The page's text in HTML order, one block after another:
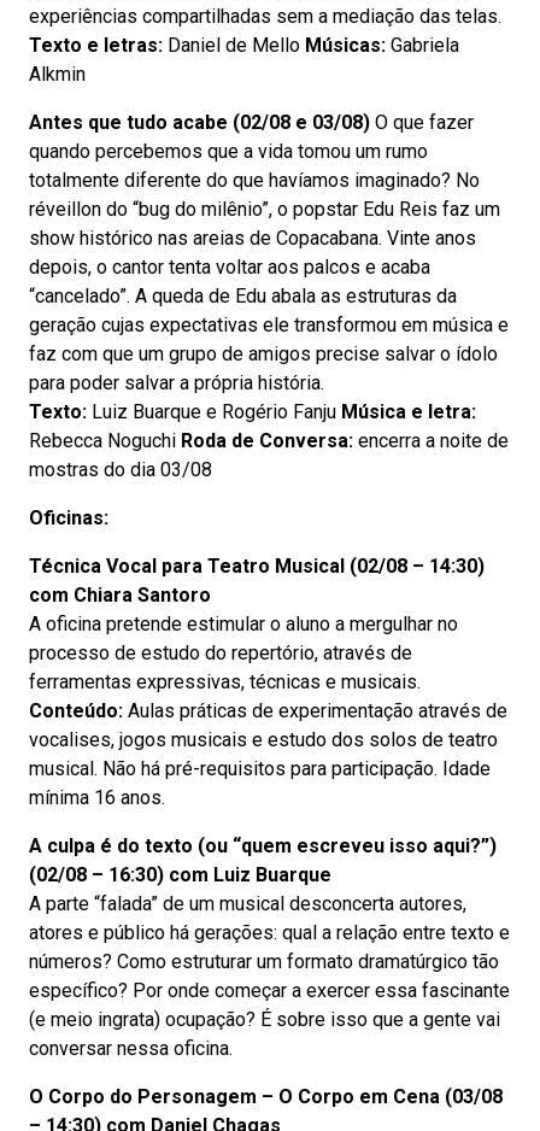
experiências compartilhadas sem a mediação das telas.
Texto e letras: Daniel de Mello Músicas: Gabriela
Alkmin
Antes que tudo acabe (02/08 e 03/08) O que fazer
quando percebemos que a vida tomou um rumo
totalmente diferente do que havíamos imaginado? No
réveillon do “bug do milênio”, o popstar Edu Reis faz um
show histórico nas areias de Copacabana. Vinte anos
depois, o cantor tenta voltar aos palcos e acaba
“cancelado”. A queda de Edu abala as estruturas da
geração cujas expectativas ele transformou em música e
faz com que um grupo de amigos precise salvar o ídolo
para poder salvar a própria história.
Texto: Luiz Buarque e Rogério Fanju Música e letra:
Rebecca Noguchi Roda de Conversa: encerra a noite de
mostras do dia 03/08
Oficinas:
Técnica Vocal para Teatro Musical (02/08 – 14:30)
com Chiara Santoro
A oficina pretende estimular o aluno a mergulhar no
processo de estudo do repertório, através de
ferramentas expressivas, técnicas e musicais.
Conteúdo: Aulas práticas de experimentação através de
vocalises, jogos musicais e estudo dos solos de teatro
musical. Não há pré-requisitos para participação. Idade
mínima 16 anos.
A culpa é do texto (ou “quem escreveu isso aqui?”)
(02/08 – 16:30) com Luiz Buarque
A parte “falada” de um musical desconcerta autores,
atores e público há gerações: qual a relação entre texto e
números? Como estruturar um formato dramatúrgico tão
específico? Por onde começar a exercer essa fascinante
(e meio ingrata) ocupação? É sobre isso que a gente vai
conversar nessa oficina.
O Corpo do Personagem – O Corpo em Cena (03/08
– 14:30) com Daniel Chagas